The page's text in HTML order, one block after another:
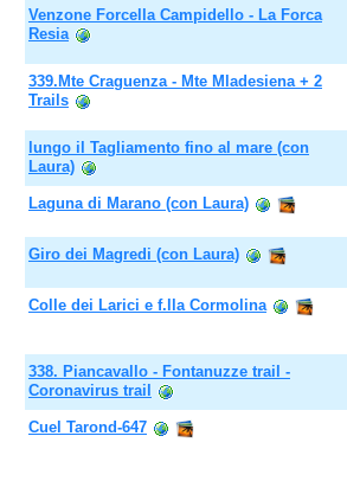
Venzone Forcella Campidello - La Forca
Resia
339.Mte Craguenza - Mte Mladesiena + 2
Trails
lungo il Tagliamento fino al mare (con
Laura)
Laguna di Marano (con Laura)
Giro dei Magredi (con Laura)
Colle dei Larici e f.lla Cormolina
338. Piancavallo - Fontanuzze trail -
Coronavirus trail
Cuel Tarond-647